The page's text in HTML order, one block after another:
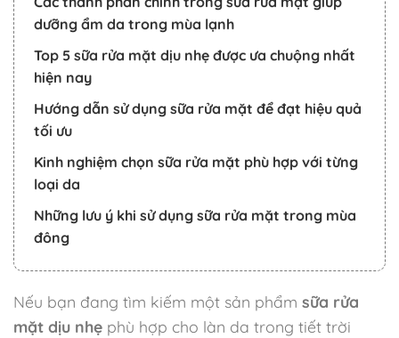
dưỡng ẩm da trong mùa lạnh
Top 5 sữa rửa mặt dịu nhẹ được ưa chuộng nhất
hiện nay
Hướng dẫn sử dụng sữa rửa mặt để đạt hiệu quả
tối ưu
Kinh nghiệm chọn sữa rửa mặt phù hợp với từng
loại da
Những lưu ý khi sử dụng sữa rửa mặt trong mùa
đông
Nếu bạn đang tìm kiếm một sản phẩm sữa rửa
mặt dịu nhẹ phù hợp cho làn da trong tiết trời